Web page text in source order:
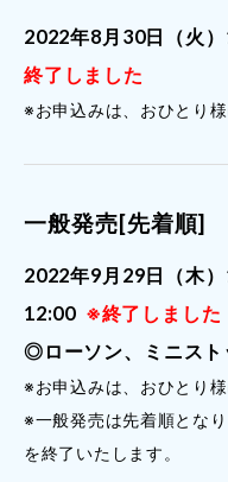
2022年8月30日（火
終了しました
※お申込みは、おひとり
一般発売[先着順]
2022年9月29日（木）
12:00 ※終了しました
◎ローソン、ミニスト
※お申込みは、おひとり
※一般発売は先着順とな
を終了いたします。